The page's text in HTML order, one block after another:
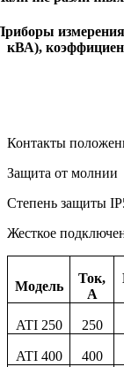
кВА),
Контакты
Защита от молнии
Степень защиты
Жесткое
Модель
Ток,
А
ATI 250 250
ATI 400 400